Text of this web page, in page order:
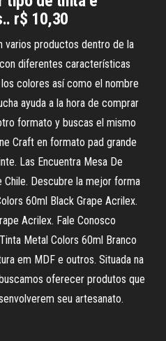
r$ 10,30
varios productos dentro de la
diferentes características
colores así como el nombre
ayuda a la hora de comprar
formato y buscas el mismo
Craft en formato pad grande
Las Encuentra Mesa De
Descubre la mejor forma
60ml Black Grape Acrilex.
Acrilex. Fale Conosco
Metal Colors 60ml Branco
em MDF e outros. Situada na
oferecer produtos que
seu artesanato.